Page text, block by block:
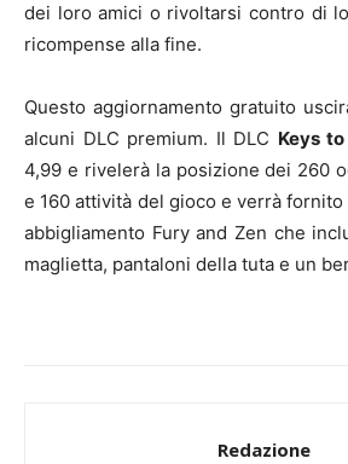
dei loro amici o rivoltarsi contro di
ricompense alla fine.
Questo aggiornamento gratuito
alcuni DLC premium. Il DLC Keys
4,99 e rivelerà la posizione dei 260
e 160 attività del gioco e verrà
abbigliamento Fury and Zen che
maglietta, pantaloni della tuta e un
Redazione